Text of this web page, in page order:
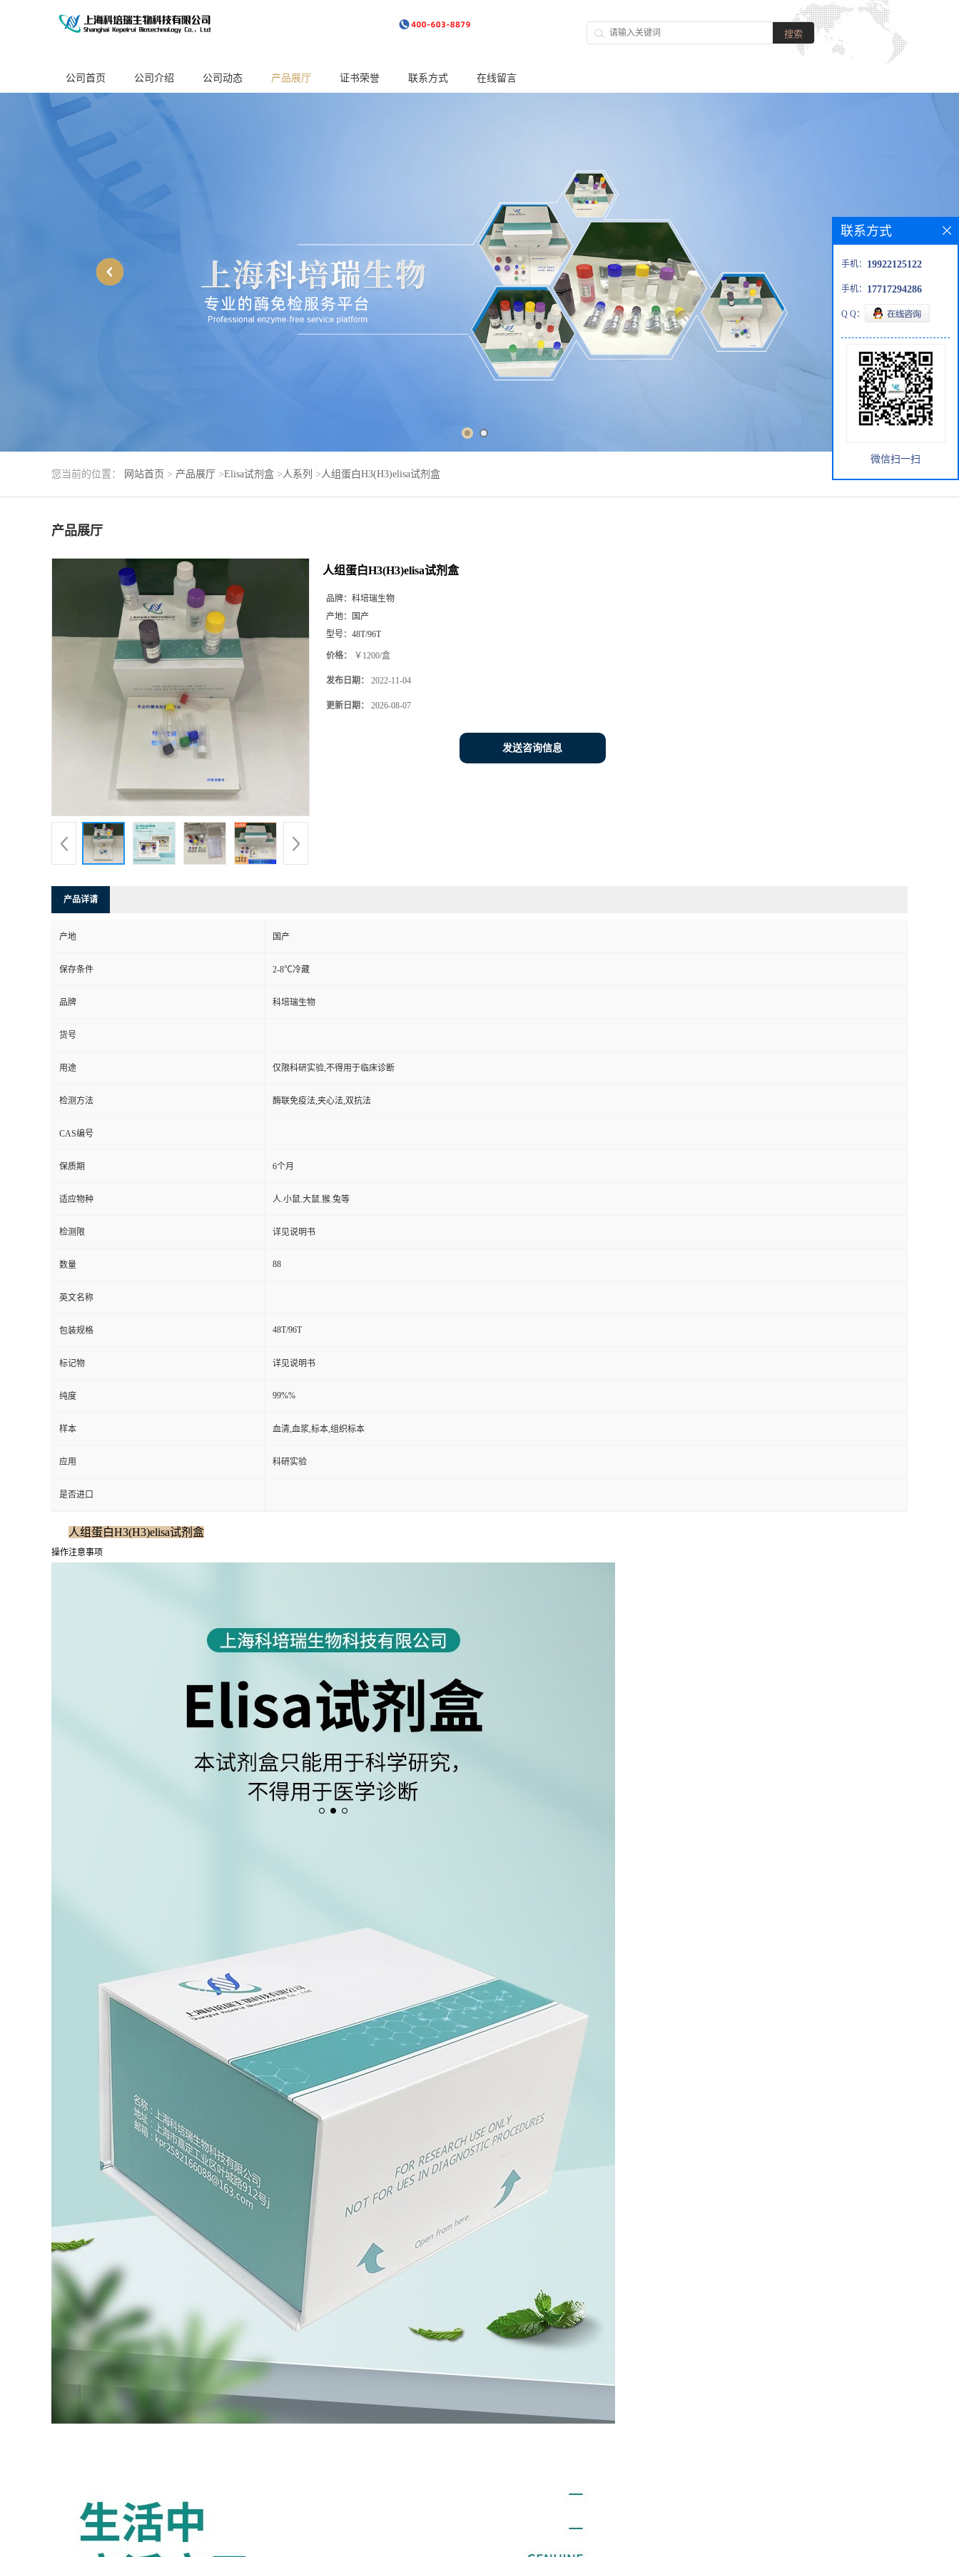
公司首页 公司介绍 公司动态 产品展厅 证书荣誉 联系方式 在线留言
您当前的位置： 网站首页 > 产品展厅 >Elisa试剂盒 > 人系列 > 人组蛋白H3(H3)elisa试剂盒
产品展厅
人组蛋白H3(H3)elisa试剂盒
品牌： 科培瑞生物
产地：
国产
型号： 48T/96T
价格： ￥1200/盒
发布日期： 2022-11-04
更新日期： 2026-08-07
发送咨询信息
产品详请
产地 国产
保存条件 2-8℃冷藏
品牌 科培瑞生物
货号
用途 仅限科研实验,不得用于临床诊断
检测方法 酶联免疫法,夹心法,双抗法
CAS编号
保质期 6个月
适应物种 人.小鼠.大鼠.猴.兔等
检测限 详见说明书
数量 88
英文名称
包装规格 48T/96T
标记物 详见说明书
纯度 99%%
样本 血清,血浆,标本,组织标本
应用 科研实验
是否进口
人组蛋白H3(H3)elisa试剂盒
操作注意事项
联系方式
手机： 19922125122
手机： 17717294286
Q Q：
微信扫一扫